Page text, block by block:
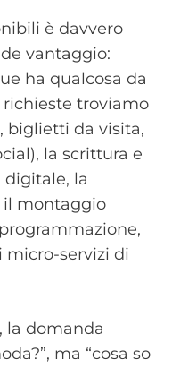
è davvero
vantaggio:
ha qualcosa da
richieste troviamo
biglietti da visita,
la scrittura e
la
il montaggio
micro-servizi di
la domanda
ma “cosa so